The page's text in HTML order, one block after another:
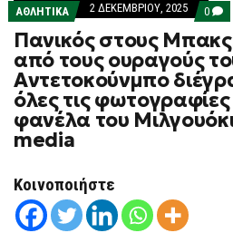
ΑΘΛΗΤΙΚΑ 2 ΔΕΚΕΜΒΡΊΟΥ, 2025 0
ON
ΤΗΝ
ΉΤΤΑ
ΑΠΌ
Πανικός στους
από τους ουραγούς
Αντετοκούνμπο
όλες τις
φανέλα του
media
Κοινοποιήστε